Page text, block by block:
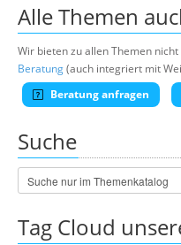
Alle Themen
Wir bieten zu allen Themen
Beratung(auch integriert mit
Beratung anfragen
Suche
Tag Cloud